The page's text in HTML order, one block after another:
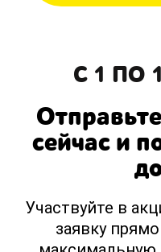
С 1 ПО
сейчас и
Участвуйте в
заявку